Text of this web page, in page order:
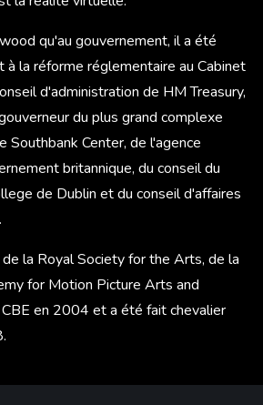
qu'au gouvernement, il a été
à la réforme réglementaire au Cabinet
d'administration de HM Treasury,
du plus grand complexe
Southbank Center, de l'agence
britannique, du conseil du
de Dublin et du conseil d'affaires
la Royal Society for the Arts, de la
for Motion Picture Arts and
CBE en 2004 et a été fait chevalier